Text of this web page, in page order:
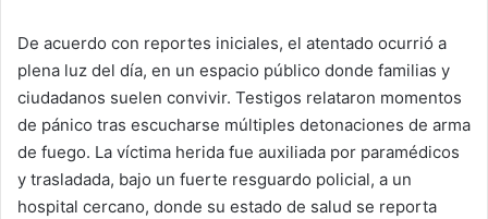
De acuerdo con reportes iniciales, el atentado ocurrió a
plena luz del día, en un espacio público donde familias y
ciudadanos suelen convivir. Testigos relataron momentos
de pánico tras escucharse múltiples detonaciones de arma
de fuego. La víctima herida fue auxiliada por paramédicos
y trasladada, bajo un fuerte resguardo policial, a un
hospital cercano, donde su estado de salud se reporta